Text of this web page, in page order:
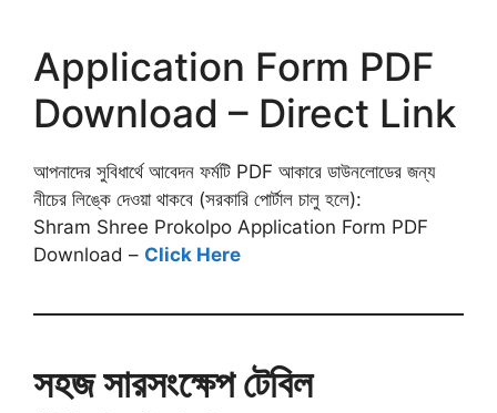
Application Form PDF
Download – Direct Link
আপনাদের সুবিধার্থে আবেদন ফর্মটি PDF আকারে ডাউনলোডের জন্য
নীচের লিঙ্কে দেওয়া থাকবে (সরকারি পোর্টাল চালু হলে):
Shram Shree Prokolpo Application Form PDF
Download – Click Here
সহজ সারসংক্ষেপ টেবিল